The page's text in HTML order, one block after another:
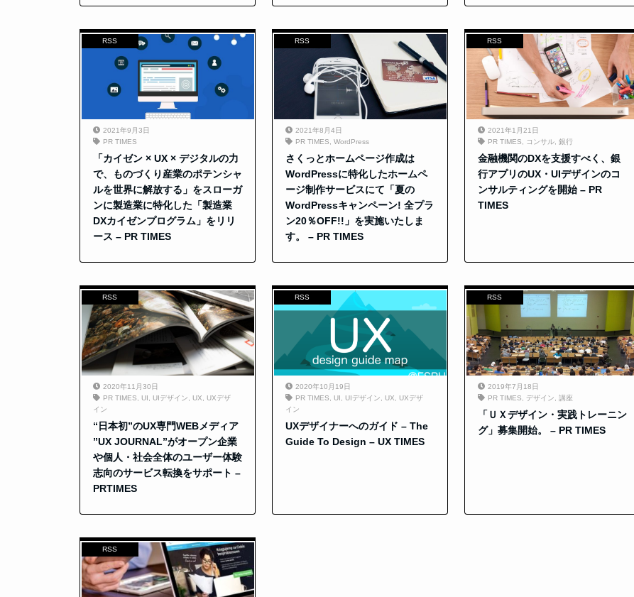
RSS
2021年9月3日
PR TIMES
「カイゼン × UX × デジタルの力
で、ものづくり産業のポテンシャ
ルを世界に解放する」をスローガ
ンに製造業に特化した「製造業
DXカイゼンプログラム」をリリ
ース – PR TIMES
RSS
2021年8月4日
PR TIMES
WordPress
さくっとホームページ作成は
WordPressに特化したホームペ
ージ制作サービスにて「夏の
WordPressキャンペーン! 全プラ
ン20％OFF!!」を実施いたしま
す。 – PR TIMES
RSS
2021年1月21日
PR TIMES
コンサル, 銀行
金融機関のDXを支援すべく、銀
行アプリのUX・UIデザインのコ
ンサルティングを開始 – PR
TIMES
RSS
2020年11月30日
PR TIMES
UI UIデザイン UX
UXデザ
イン
“日本初”のUX専門WEBメディア
”UX JOURNAL”がオープン企業
や個人・社会全体のユーザー体験
志向のサービス転換をサポート –
PRTIMES
RSS
2020年10月19日
PR TIMES
UI UIデザイン UX
UXデザ
イン
UXデザイナーへのガイド – The
Guide To Design – UX TIMES
RSS
2019年7月18日
PR TIMES
デザイン 講座
「ＵＸデザイン・実践トレーニン
グ」募集開始。 – PR TIMES
RSS